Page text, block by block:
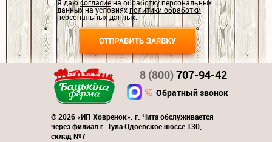
Я даюсогласиена обработку персональных
данных на условияхполитики обработки
персональных данных.
© 2026 «ИП Ховренок». г. Чита обслуживается
через филиал г. Тула Одоевское шоссе 130,
склад №7
8 (800)707-94-42
Обратный звонок